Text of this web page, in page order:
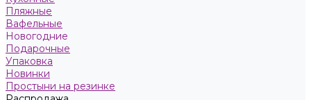
Пляжные
Вафельные
Новогодние
Подарочные
Упаковка
Новинки
Простыни на резинке